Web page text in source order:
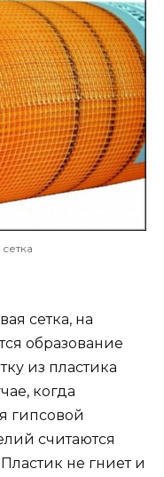
сетка, на
образование
из пластика
когда
гипсовой
считаются
не гниет и